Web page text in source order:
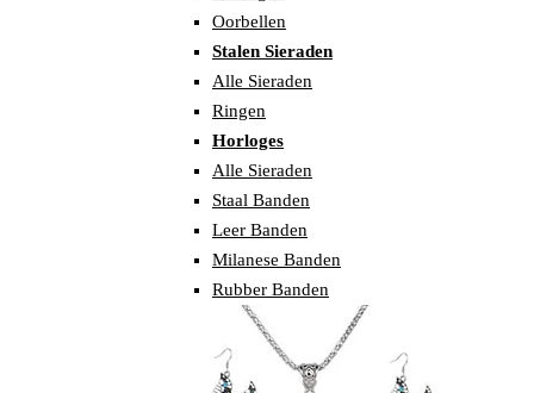
Oorbellen
Stalen Sieraden
Alle Sieraden
Ringen
Horloges
Alle Sieraden
Staal Banden
Leer Banden
Milanese Banden
Rubber Banden